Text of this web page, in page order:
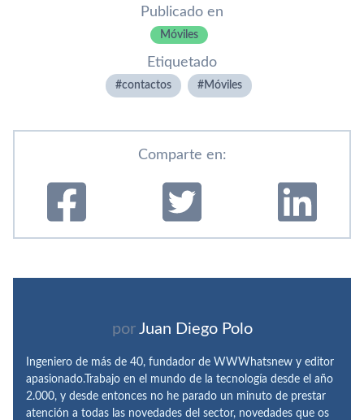
Publicado en
Móviles
Etiquetado
contactos Móviles
Comparte en:
por Juan Diego Polo
Ingeniero de más de 40, fundador de WWWhatsnew y editor
apasionado.Trabajo en el mundo de la tecnología desde el año
2.000, y desde entonces no he parado un minuto de prestar
atención a todas las novedades del sector, novedades que os